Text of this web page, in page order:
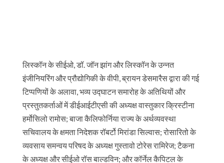
लिस्कॉन के सीईओ, डॉ. जॉन झांग और लिस्कॉन के उन्नत
इंजीनियरिंग और प्रौद्योगिकी के वीपी, ब्रायन डेसमारैस द्वारा की गई
टिप्पणियों के अलावा, भव्य उद्घाटन समारोह के अतिथियों और
प्रस्तुतकर्ताओं में डीईआईटीएसी की अध्यक्ष वास्तुकार क्रिस्टीना
हर्मोसिलो रामोस; बाजा कैलिफोर्निया राज्य के अर्थव्यवस्था
सचिवालय के क्षमता निदेशक रॉबर्टो मिरांडा सिल्वास; रोसारितो के
व्यवसाय समन्वय परिषद के अध्यक्ष गुस्तावो टोरेस रामिरेज; टैकना
के अध्यक्ष और सीईओ रॉस बाल्डविन; और कॉर्नेल कैपिटल के